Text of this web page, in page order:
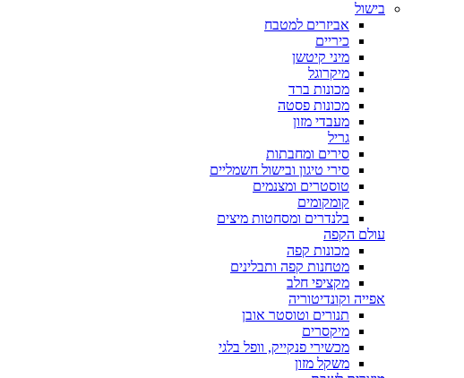
בישול
אביזרים למטבח
כיריים
מיני קיטשן
מיקרוגל
מכונות ברד
מכונות פסטה
מעבדי מזון
גריל
סירים ומחבתות
סירי טיגון ובישול חשמליים
טוסטרים ומצנמים
קומקומים
בלנדרים ומסחטות מיצים
עולם הקפה
מכונות קפה
מטחנות קפה ותבלינים
מקציפי חלב
אפייה וקונדיטוריה
תנורים וטוסטר אובן
מיקסרים
מכשירי פנקייק, וופל בלגי
משקל מזון